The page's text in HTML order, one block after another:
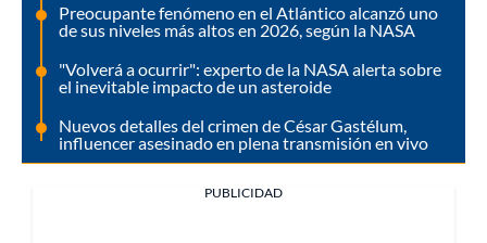
Preocupante fenómeno en el Atlántico alcanzó uno
de sus niveles más altos en 2026, según la NASA
"Volverá a ocurrir": experto de la NASA alerta sobre
el inevitable impacto de un asteroide
Nuevos detalles del crimen de César Gastélum,
influencer asesinado en plena transmisión en vivo
PUBLICIDAD